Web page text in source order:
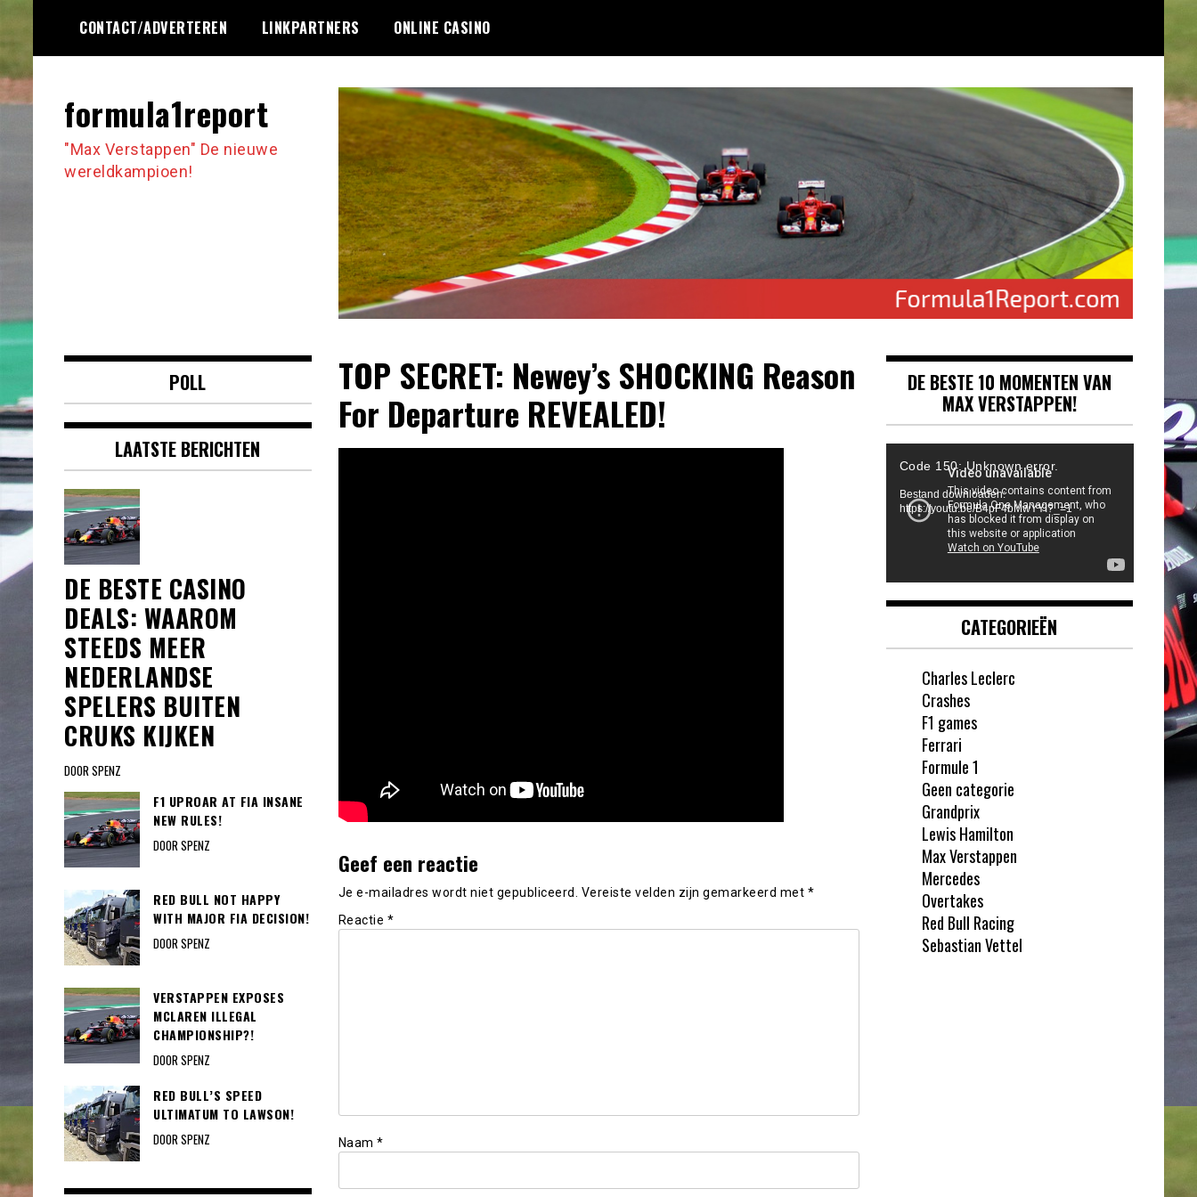
de
inhoud
CONTACT/ADVERTEREN LINKPARTNERS ONLINE CASINO
formula1report
"Max Verstappen" De nieuwe
wereldkampioen!
TOP SECRET: Newey’s SHOCKING Reason
For Departure REVEALED!
Geef een reactie
Je e-mailadres wordt niet gepubliceerd. Vereiste velden zijn gemarkeerd met *
Reactie *
Naam *
POLL
LAATSTE BERICHTEN
DE BESTE CASINO
DEALS: WAAROM
STEEDS MEER
NEDERLANDSE
SPELERS BUITEN
CRUKS KIJKEN
DOOR SPENZ
F1 UPROAR AT FIA INSANE
NEW RULES!
DOOR SPENZ
RED BULL NOT HAPPY
WITH MAJOR FIA DECISION!
DOOR SPENZ
VERSTAPPEN EXPOSES
MCLAREN ILLEGAL
CHAMPIONSHIP?!
DOOR SPENZ
RED BULL’S SPEED
ULTIMATUM TO LAWSON!
DOOR SPENZ
DE BESTE 10 MOMENTEN VAN
MAX VERSTAPPEN!
Code 150: Unknown error.
Bestand downloaden:
https://youtu.be/B4pF4bMwYYI?_=1
CATEGORIEËN
Charles Leclerc
Crashes
F1 games
Ferrari
Formule 1
Geen categorie
Grandprix
Lewis Hamilton
Max Verstappen
Mercedes
Overtakes
Red Bull Racing
Sebastian Vettel